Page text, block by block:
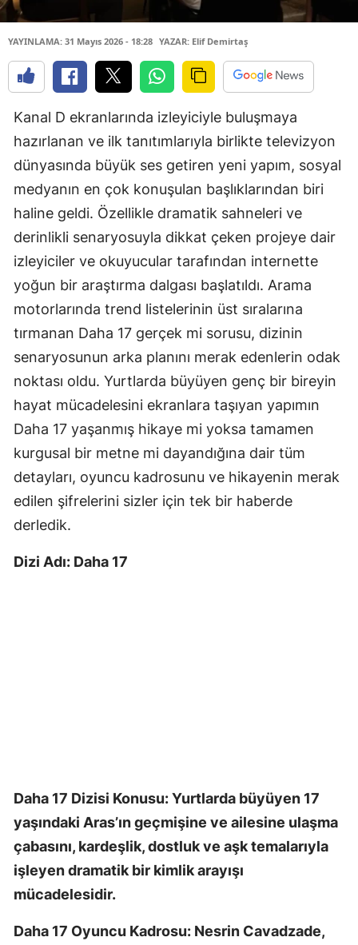
YAYINLAMA: 31 Mayıs 2026 - 18:28 YAZAR: Elif Demirtaş
Kanal D ekranlarında izleyiciyle buluşmaya
hazırlanan ve ilk tanıtımlarıyla birlikte televizyon
dünyasında büyük ses getiren yeni yapım, sosyal
medyanın en çok konuşulan başlıklarından biri
haline geldi. Özellikle dramatik sahneleri ve
derinlikli senaryosuyla dikkat çeken projeye dair
izleyiciler ve okuyucular tarafından internette
yoğun bir araştırma dalgası başlatıldı. Arama
motorlarında trend listelerinin üst sıralarına
tırmanan Daha 17 gerçek mi sorusu, dizinin
senaryosunun arka planını merak edenlerin odak
noktası oldu. Yurtlarda büyüyen genç bir bireyin
hayat mücadelesini ekranlara taşıyan yapımın
Daha 17 yaşanmış hikaye mi yoksa tamamen
kurgusal bir metne mi dayandığına dair tüm
detayları, oyuncu kadrosunu ve hikayenin merak
edilen şifrelerini sizler için tek bir haberde
derledik.
Dizi Adı: Daha 17
Daha 17 Dizisi Konusu: Yurtlarda büyüyen 17
yaşındaki Aras’ın geçmişine ve ailesine ulaşma
çabasını, kardeşlik, dostluk ve aşk temalarıyla
işleyen dramatik bir kimlik arayışı
mücadelesidir.
Daha 17 Oyuncu Kadrosu: Nesrin Cavadzade,